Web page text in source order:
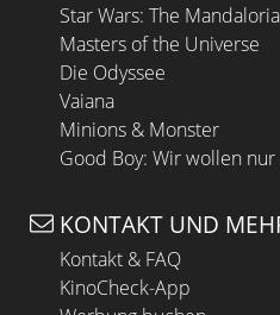
Star Wars: The
Masters of the Universe
Die Odyssee
Vaiana
Minions & Monster
Good Boy: Wir wollen
KONTAKT UND
Kontakt & FAQ
KinoCheck-App